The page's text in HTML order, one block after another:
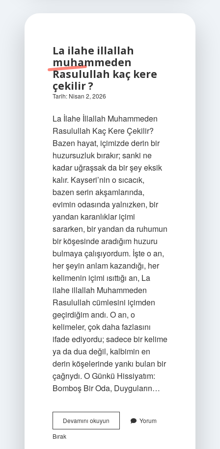
La ilahe illallah
muhammeden
Rasulullah kaç kere
çekilir ?
Tarih: Nisan 2, 2026
La İlahe İllallah Muhammeden
Rasulullah Kaç Kere Çekilir?
Bazen hayat, içimizde derin bir
huzursuzluk bırakır; sanki ne
kadar uğraşsak da bir şey eksik
kalır. Kayseri’nin o sıcacık,
bazen serin akşamlarında,
evimin odasında yalnızken, bir
yandan karanlıklar içimi
sararken, bir yandan da ruhumun
bir köşesinde aradığım huzuru
bulmaya çalışıyordum. İşte o an,
her şeyin anlam kazandığı, her
kelimenin içimi ısıttığı an, La
ilahe illallah Muhammeden
Rasulullah cümlesini içimden
geçirdiğim andı. O an, o
kelimeler, çok daha fazlasını
ifade ediyordu; sadece bir kelime
ya da dua değil, kalbimin en
derin köşelerinde yankı bulan bir
çağrıydı. O Günkü Hissiyatım:
Bomboş Bir Oda, Duyguların…
Devamını okuyunLa
ilahe
Yorum
Bırak